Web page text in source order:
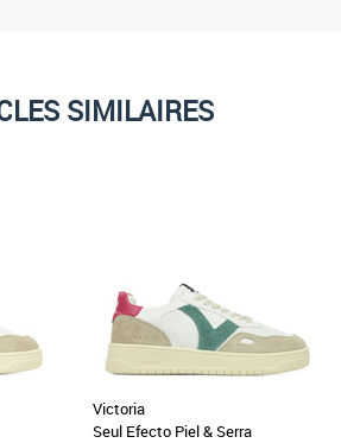
SIMILAIRES
Victoria
Seul Efecto Piel & Serra